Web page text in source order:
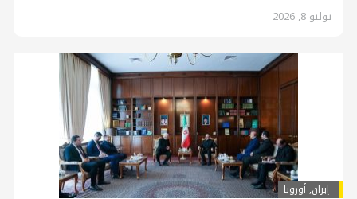
يوليو 8, 2026
إيران,أوروبا